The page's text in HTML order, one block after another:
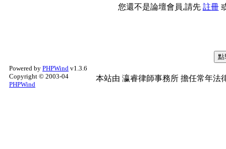
您還不是論壇會員,請先 註冊
Powered by PHPWind v1.3.6
Copyright © 2003-04
PHPWind
本站由 瀛睿律師事務所 擔任常年法